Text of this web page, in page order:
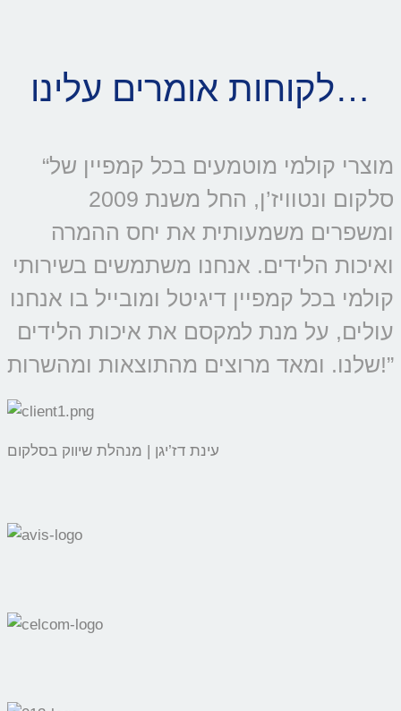
לקוחות אומרים עלינו…
“מוצרי קולמי מוטמעים בכל קמפיין של
סלקום ונטוויז’ן, החל משנת 2009
ומשפרים משמעותית את יחס ההמרה
ואיכות הלידים. אנחנו משתמשים בשירותי
קולמי בכל קמפיין דיגיטל ומובייל בו אנחנו
עולים, על מנת למקסם את איכות הלידים
שלנו. ומאד מרוצים מהתוצאות ומהשרות!”
עינת דז’יגן | מנהלת שיווק בסלקום